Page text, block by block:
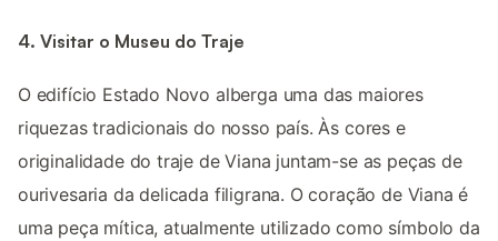
4. Visitar o Museu do Traje
O edifício Estado Novo alberga uma das maiores
riquezas tradicionais do nosso país. Às cores e
originalidade do traje de Viana juntam-se as peças de
ourivesaria da delicada filigrana. O coração de Viana é
uma peça mítica, atualmente utilizado como símbolo da